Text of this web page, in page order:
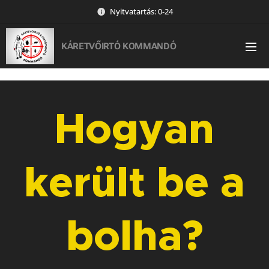
Nyitvatartás: 0-24
KÁRETVŐIRTÓ KOMMANDÓ
Hogyan
került be a
bolha?